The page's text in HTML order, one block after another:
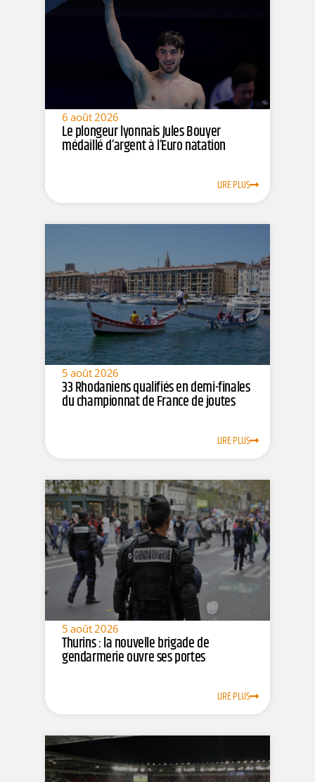
6 août 2026
Le plongeur lyonnais Jules Bouyer
médaillé d’argent à l’Euro natation
LIRE PLUS
5 août 2026
33 Rhodaniens qualifiés en demi-finales
du championnat de France de joutes
LIRE PLUS
5 août 2026
Thurins : la nouvelle brigade de
gendarmerie ouvre ses portes
LIRE PLUS